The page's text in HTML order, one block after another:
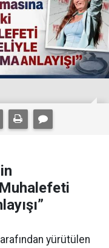
yürütülen